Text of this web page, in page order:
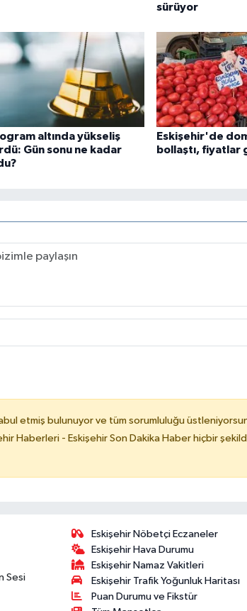
sürüyor
altında yükseliş
Gün sonu ne kadar
Eskişehir'de
bollaştı, fiyatlar
etmiş bulunuyor ve tüm sorumluluğu
Haberleri - Eskişehir Son Dakika Haber hiçbir
Sesi
Eskişehir Nöbetçi Eczaneler
Eskişehir Hava Durumu
Eskişehir Namaz Vakitleri
Eskişehir Trafik Yoğunluk Haritası
Puan Durumu ve Fikstür